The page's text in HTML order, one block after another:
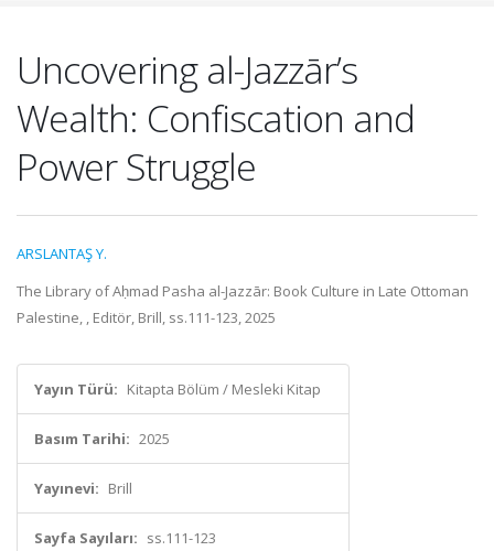
Uncovering al-Jazzār’s
Wealth: Confiscation and
Power Struggle
ARSLANTAŞ Y.
The Library of Aḥmad Pasha al-Jazzār: Book Culture in Late Ottoman
Palestine, , Editör, Brill, ss.111-123, 2025
Yayın Türü: Kitapta Bölüm / Mesleki Kitap
Basım Tarihi: 2025
Yayınevi: Brill
Sayfa Sayıları: ss.111-123